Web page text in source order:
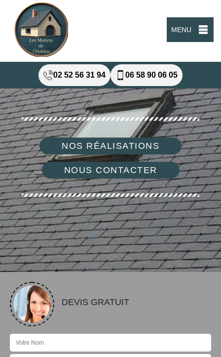
MENU
02 52 56 31 94 06 58 90 06 05
NOS RÉALISATIONS
NOUS CONTACTER
DEVIS GRATUIT